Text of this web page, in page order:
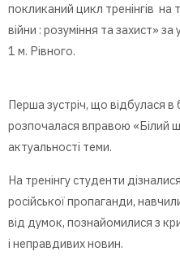
покликаний цикл тренінгів на
війни : розуміння та захист»
1 м. Рівного.
Перша зустріч, що відбулася в
розпочалася вправою «Білий
актуальності теми.
На тренінгу студенти
російської пропаганди,
від думок, познайомилися з
і неправдивих новин.